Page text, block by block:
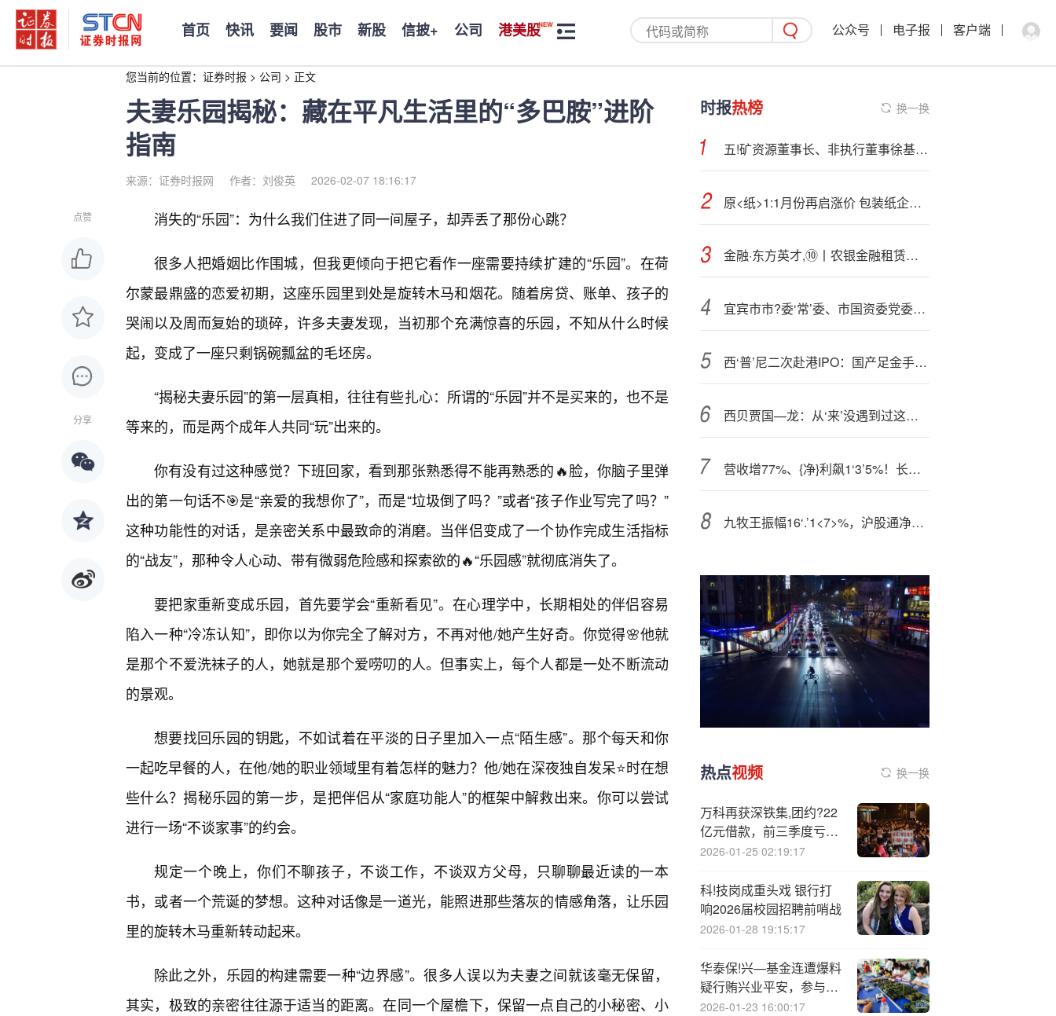
首页 快讯 要闻 股市 新股 信披+ 公司 港美股 公众号 电子报 客户端
您当前的位置： 证券时报 > 公司 > 正文
夫妻乐园揭秘：藏在平凡生活里的“多巴胺”进阶
指南
来源：证券时报网 作者：刘俊英 2026-02-07 18:16:17
点赞
分享
消失的“乐园”：为什么我们住进了同一间屋子，却弄丢了那份心跳？
很多人把婚姻比作围城，但我更倾向于把它看作一座需要持续扩建的“乐园”。在荷
尔蒙最鼎盛的恋爱初期，这座乐园里到处是旋转木马和烟花。随着房贷、账单、孩子的
哭闹以及周而复始的琐碎，许多夫妻发现，当初那个充满惊喜的乐园，不知从什么时候
起，变成了一座只剩锅碗瓢盆的毛坯房。
“揭秘夫妻乐园”的第一层真相，往往有些扎心：所谓的“乐园”并不是买来的，也不是
等来的，而是两个成年人共同“玩”出来的。
你有没有过这种感觉？下班回家，看到那张熟悉得不能再熟悉的🔥脸，你脑子里弹
出的第一句话不🎯是“亲爱的我想你了”，而是“垃圾倒了吗？”或者“孩子作业写完了吗？”
这种功能性的对话，是亲密关系中最致命的消磨。当伴侣变成了一个协作完成生活指标
的“战友”，那种令人心动、带有微弱危险感和探索欲的🔥“乐园感”就彻底消失了。
要把家重新变成乐园，首先要学会“重新看见”。在心理学中，长期相处的伴侣容易
陷入一种“冷冻认知”，即你以为你完全了解对方，不再对他/她产生好奇。你觉得🌸他就
是那个不爱洗袜子的人，她就是那个爱唠叨的人。但事实上，每个人都是一处不断流动
的景观。
想要找回乐园的钥匙，不如试着在平淡的日子里加入一点“陌生感”。那个每天和你
一起吃早餐的人，在他/她的职业领域里有着怎样的魅力？他/她在深夜独自发呆⭐时在想
些什么？揭秘乐园的第一步，是把伴侣从“家庭功能人”的框架中解救出来。你可以尝试
进行一场“不谈家事”的约会。
规定一个晚上，你们不聊孩子，不谈工作，不谈双方父母，只聊聊最近读的一本
书，或者一个荒诞的梦想。这种对话像是一道光，能照进那些落灰的情感角落，让乐园
里的旋转木马重新转动起来。
除此之外，乐园的构建需要一种“边界感”。很多人误以为夫妻之间就该毫无保留，
其实，极致的亲密往往源于适当的距离。在同一个屋檐下，保留一点自己的小秘密、小
时报热榜 换一换
五!矿资源董事长、非执行董事徐基清辞任
原<纸>1:1月份再启涨价 包装纸企业盈利或进一步改善
金融·东方英才,⑩丨农银金融租赁有限公司陈洁：蓝天为卷，金融作笔，她用180架飞机完成“金融报国”的生动答卷
宜宾市市?委‘常’委、市国资委党委书记刘乃贵一行到访国联股份
西‘普’尼二次赴港IPO：国产足金手表龙头，销量下滑，账期放宽，现金流吃紧
西贝贾国—龙：从‘来’没遇到过这么大的外部危机，这个危机来自大V的诽谤，让客流量断崖式下滑
营收增77%、{净}利飙1‘3’5%！长江证券凭“五篇大文章”战略驱动ROE登顶，股权变更再添动能
九牧王振幅16‘.’1<7>%，沪股通净买入2107.27万元
热点视频 换一换
万科再获深铁集,团约?22
亿元借款，前三季度亏损
同比扩大
2026-01-25 02:19:17
科!技岗成重头戏 银行打
响2026届校园招聘前哨战
2026-01-28 19:15:17
华泰保!兴—基金连遭爆料
疑行贿兴业平安，参与大
银行投标被调查
2026-01-23 16:00:17